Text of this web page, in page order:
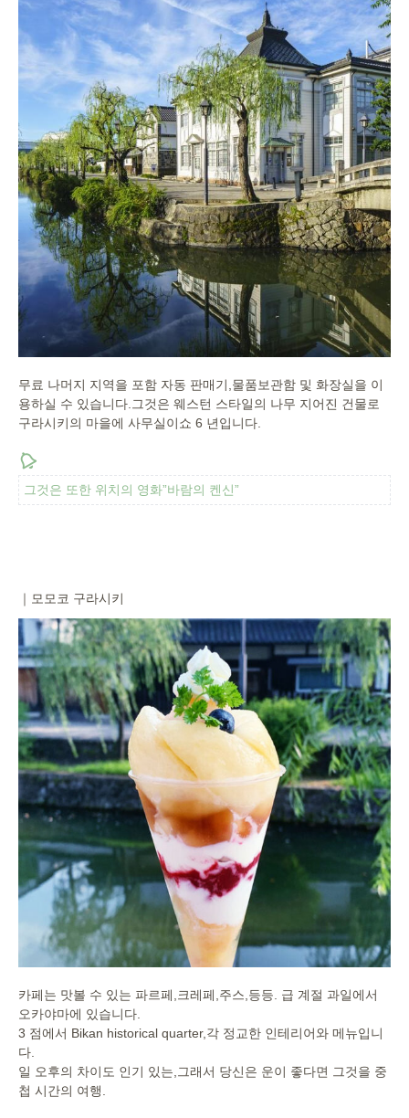
무료 나머지 지역을 포함 자동 판매기,물품보관함 및 화장실을 이
용하실 수 있습니다.그것은 웨스턴 스타일의 나무 지어진 건물로
구라시키의 마을에 사무실이쇼 6 년입니다.
그것은 또한 위치의 영화”바람의 켄신”
｜모모코 구라시키
카페는 맛볼 수 있는 파르페,크레페,주스,등등. 급 계절 과일에서
오카야마에 있습니다.
3 점에서 Bikan historical quarter,각 정교한 인테리어와 메뉴입니
다.
일 오후의 차이도 인기 있는,그래서 당신은 운이 좋다면 그것을 중
첩 시간의 여행.